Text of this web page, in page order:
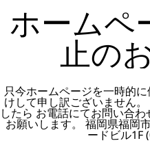
ホームペ
止の
只今ホームページを一時的
けして申し訳ございません
したら お電話にてお問い合
お願いします。 福岡県福岡
ードビル1F